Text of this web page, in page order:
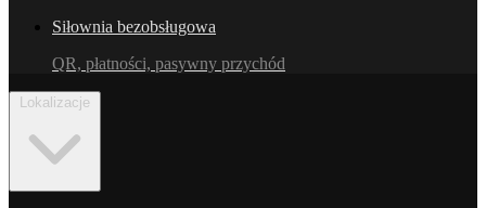
Siłownia bezobsługowa
QR, płatności, pasywny przychód